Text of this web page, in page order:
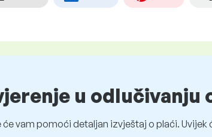
u odlučivanju
vam pomoći detaljan izvještaj o plaći.